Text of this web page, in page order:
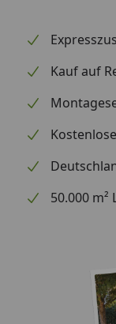
Kauf auf
50.000